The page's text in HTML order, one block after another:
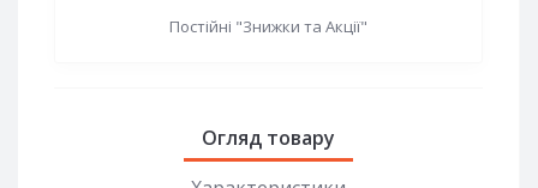
Постійні "Знижки та Акції"
Огляд товару